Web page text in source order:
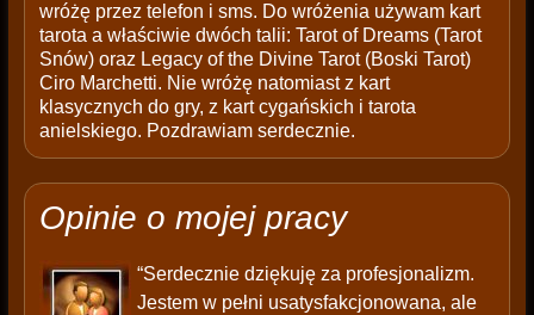
wróżę przez telefon i sms. Do wróżenia używam kart
tarota a właściwie dwóch talii: Tarot of Dreams (Tarot
Snów) oraz Legacy of the Divine Tarot (Boski Tarot)
Ciro Marchetti. Nie wróżę natomiast z kart
klasycznych do gry, z kart cygańskich i tarota
anielskiego. Pozdrawiam serdecznie.
Opinie o mojej pracy
“Serdecznie dziękuję za profesjonalizm.
Jestem w pełni usatysfakcjonowana, ale